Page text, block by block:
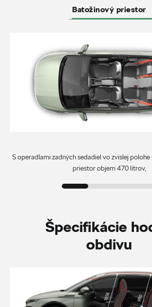
Batožinový priestor
S operadlami zadných sedadiel vo zvislej
priestor objem 470 litrov,
Špecifikácie
obdivu